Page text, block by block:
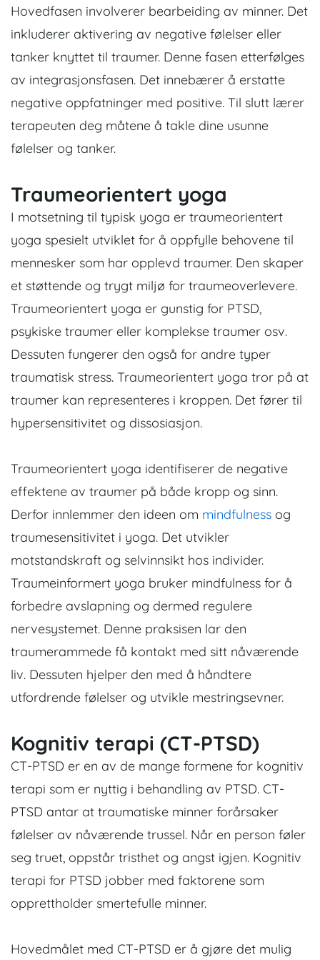
Hovedfasen involverer bearbeiding av minner. Det
inkluderer aktivering av negative følelser eller
tanker knyttet til traumer. Denne fasen etterfølges
av integrasjonsfasen. Det innebærer å erstatte
negative oppfatninger med positive. Til slutt lærer
terapeuten deg måtene å takle dine usunne
følelser og tanker.
Traumeorientert yoga
I motsetning til typisk yoga er traumeorientert
yoga spesielt utviklet for å oppfylle behovene til
mennesker som har opplevd traumer. Den skaper
et støttende og trygt miljø for traumeoverlevere.
Traumeorientert yoga er gunstig for PTSD,
psykiske traumer eller komplekse traumer osv.
Dessuten fungerer den også for andre typer
traumatisk stress. Traumeorientert yoga tror på at
traumer kan representeres i kroppen. Det fører til
hypersensitivitet og dissosiasjon.
Traumeorientert yoga identifiserer de negative
effektene av traumer på både kropp og sinn.
Derfor innlemmer den ideen om mindfulness og
traumesensitivitet i yoga. Det utvikler
motstandskraft og selvinnsikt hos individer.
Traumeinformert yoga bruker mindfulness for å
forbedre avslapning og dermed regulere
nervesystemet. Denne praksisen lar den
traumerammede få kontakt med sitt nåværende
liv. Dessuten hjelper den med å håndtere
utfordrende følelser og utvikle mestringsevner.
Kognitiv terapi (CT-PTSD)
CT-PTSD er en av de mange formene for kognitiv
terapi som er nyttig i behandling av PTSD. CT-
PTSD antar at traumatiske minner forårsaker
følelser av nåværende trussel. Når en person føler
seg truet, oppstår tristhet og angst igjen. Kognitiv
terapi for PTSD jobber med faktorene som
opprettholder smertefulle minner.
Hovedmålet med CT-PTSD er å gjøre det mulig